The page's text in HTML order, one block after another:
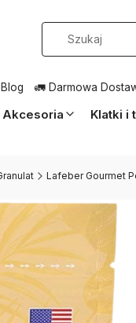
🚛 Darmowa
Akcesoria Klatki i
Lafeber Gourmet